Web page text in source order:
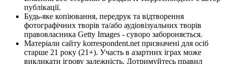
публікації.
Будь-яке копіювання, передрук та відтворення
фотографічних творів та/або аудіовізуальних творів
правовласника Getty Images - суворо забороняється.
Матеріали сайту korrespondent.net призначені для осіб
старше 21 року (21+). Участь в азартних іграх може
викликати ігрову залежність. Дотримуйтесь правил